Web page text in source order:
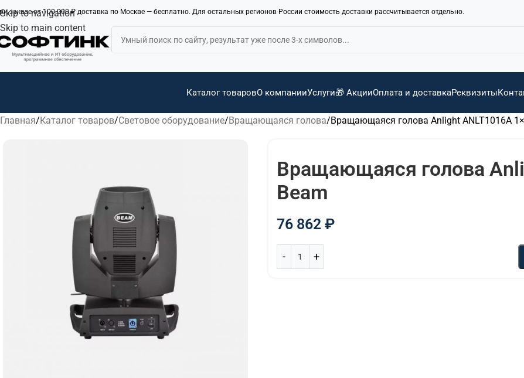
Skip to navigation
Skip to main content
заказе от 100 000 ₽ доставка по Москве — бесплатно. Для остальных регионов России стоимость доставки рассчитывается отдельно.
Каталог товаровО компанииУслуги🎁 АкцииОплата и доставкаРеквизиты
Главная Каталог товаров Световое оборудование Вращающаяся голова Вращающаяся голова Anlight ANLT1016A
Вращающаяся голова
Beam
76 862 ₽